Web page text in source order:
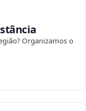
Organizamos o